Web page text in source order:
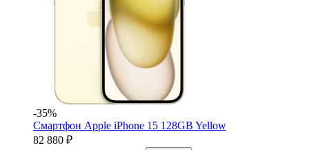
-35%
Смартфон Apple iPhone 15 128GB Yellow
82 880 ₽